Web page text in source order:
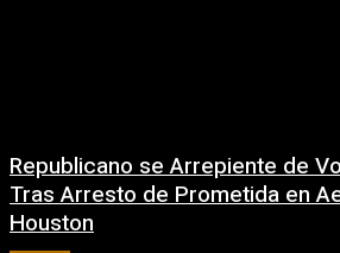
Republicano se Arrepiente de
Tras Arresto de Prometida en
Houston